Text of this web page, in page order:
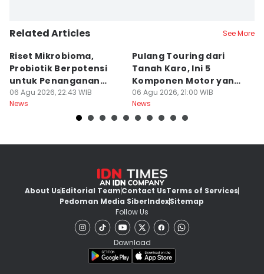
Related Articles See More
Riset Mikrobioma,
Probiotik Berpotensi
untuk Penanganan
Jerawat
06 Agu 2026, 22:43 WIB
News
Pulang Touring dari
Tanah Karo, Ini 5
Komponen Motor yang
Wajib Dicek
06 Agu 2026, 21:00 WIB
News
About UsEditorial TeamContact UsTerms of Services
Pedoman Media SiberIndexSitemap
Follow Us
Download